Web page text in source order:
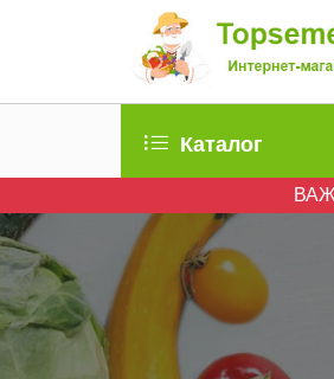
Каталог